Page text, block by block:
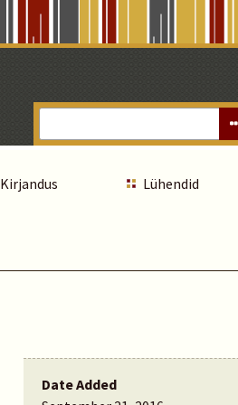
Kirjandus Lühendid
Date Added